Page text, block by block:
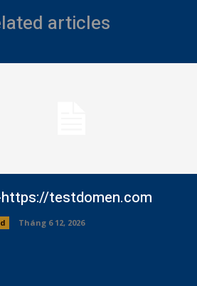
articles
testdomen.com
Tháng 6 12, 2026